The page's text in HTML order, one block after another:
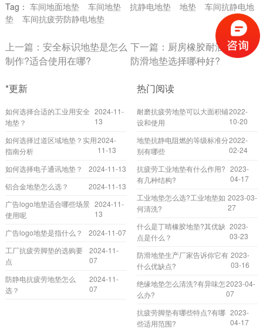
Tag： 车间地面地垫 车间地垫 抗静电地垫 地垫
车间抗静电地
垫
车间抗疲劳防静电地垫
上一篇： 安全标识地垫是怎么
制作?适合使用在哪?
下一篇： 厨房橡胶耐油抗疲劳
防滑地垫选择哪种好?
*更新
如何选择合适的工业用安全
地垫？
2024-11-
13
如何选择过道区域地垫？实用
指南分析
2024-
11-13
如何选择电子通讯地垫？
2024-11-13
铝合金地垫怎么选？
2024-11-13
广告logo地垫适合哪些场景
使用呢
2024-11-
13
广告logo地垫是指什么？
2024-11-07
工厂抗疲劳脚垫的选购要
点
2024-11-
07
防静电抗疲劳地垫怎么
选？
2024-11-
07
热门阅读
耐磨抗疲劳地垫可以大面积铺
设和使用
2022-
10-20
地垫抗静电阻燃的等级标准分
别有哪些
2022-
02-24
抗疲劳工业地垫有什么作用?
有几种结构?
2023-
04-17
工业地垫怎么选?工业地垫如
何清洗?
2023-03-
27
什么是丁晴橡胶地垫?其优缺
点是什么？
2023-
03-23
防滑地垫生产厂家告诉你它有
什么优缺点?
2023-
03-16
绝缘地垫怎么清洗?有异味怎
么办?
2023-04-
07
抗疲劳脚垫有哪些特点?有哪
些适用范围?
2023-
04-17